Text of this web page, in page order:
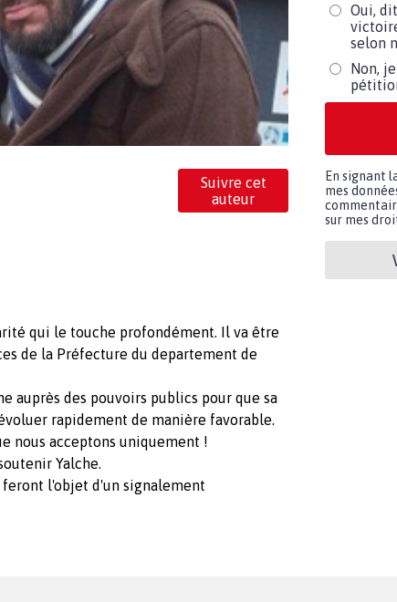
Suivre cet
auteur
qui le touche profondément. Il va être
de la Préfecture du departement de
auprès des pouvoirs publics pour que sa
rapidement de manière favorable.
nous acceptons uniquement !
Yalche.
l'objet d'un signalement
Oui,
selon
Non,
En signant
mes
sur mes